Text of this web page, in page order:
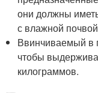
они должны
с влажной
Ввинчиваемый в
чтобы
килограммов.